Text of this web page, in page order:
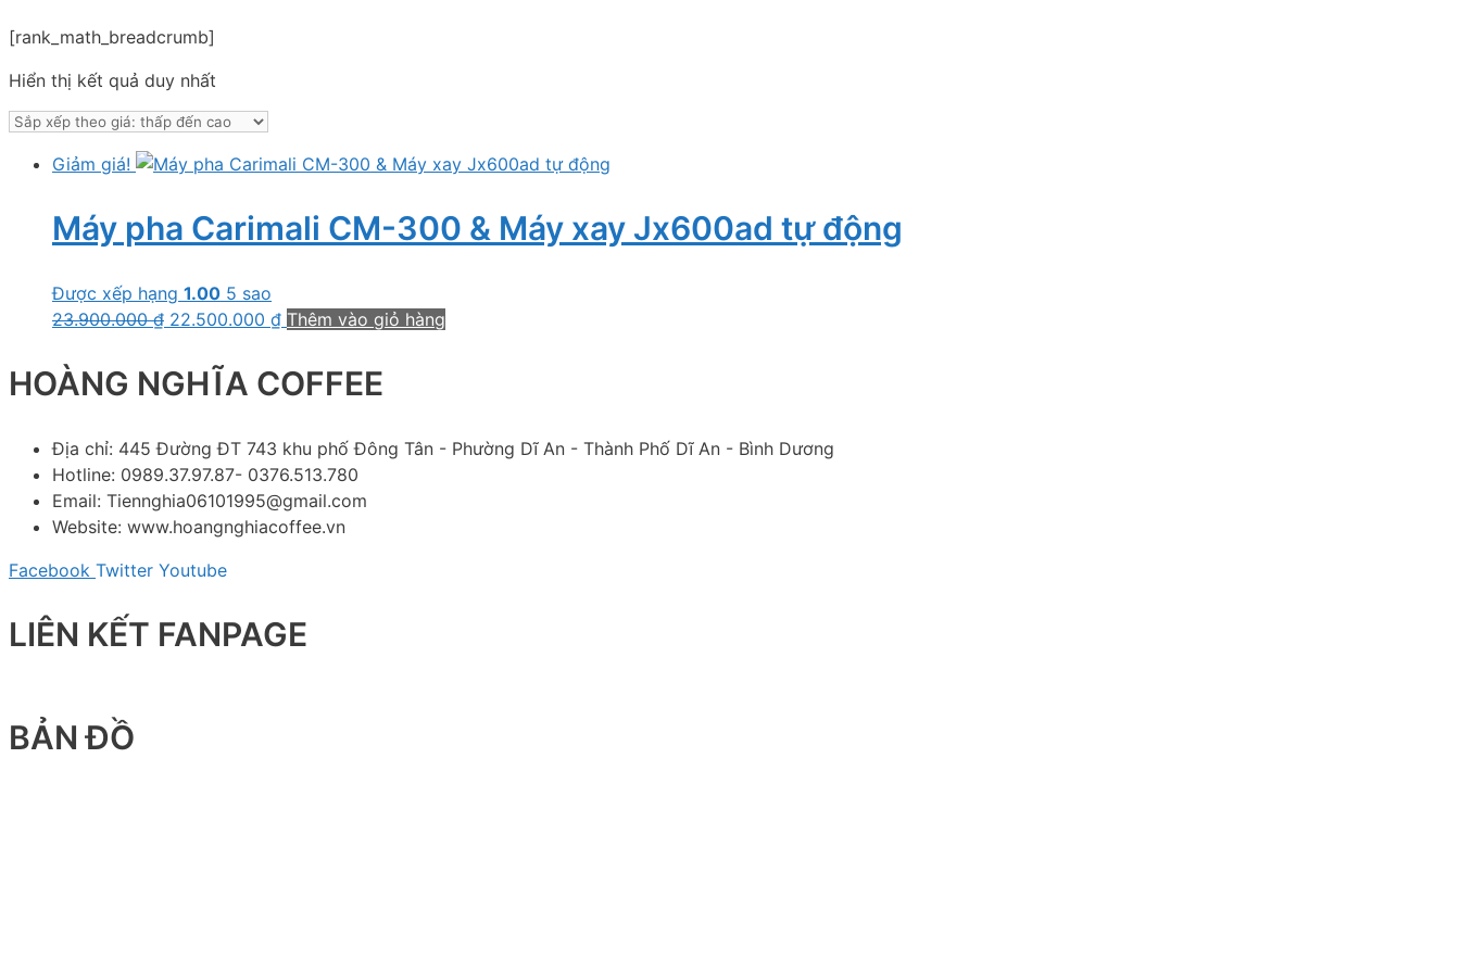
[rank_math_breadcrumb]
Hiển thị kết quả duy nhất
Giảm giá!
Máy pha Carimali CM-300 & Máy xay Jx600ad tự động
Được xếp hạng 1.00 5 sao
23.900.000₫ Giá
là:
23.900.000 ₫.
22.500.000 ₫Giá
tại
là:
Thêm vào giỏ hàng
HOÀNG NGHĨA COFFEE
Địa chỉ: 445 Đường ĐT 743 khu phố Đông Tân - Phường Dĩ An - Thành Phố Dĩ An - Bình Dương
Hotline: 0989.37.97.87- 0376.513.780
Email: Tiennghia06101995@gmail.com
Website: www.hoangnghiacoffee.vn
Facebook Twitter Youtube
LIÊN KẾT FANPAGE
BẢN ĐỒ